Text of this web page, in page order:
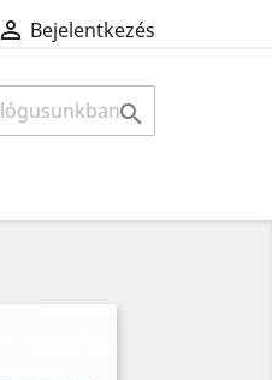
 Bejelentkezés
